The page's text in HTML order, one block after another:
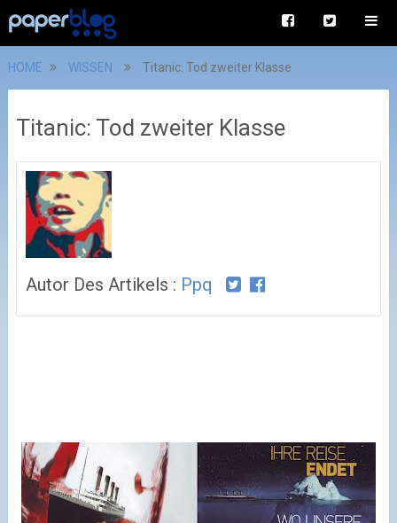
HOME WISSEN Titanic: Tod zweiter Klasse
Titanic: Tod zweiter Klasse
Autor Des Artikels : Ppq